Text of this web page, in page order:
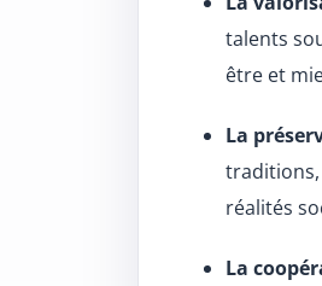
talents
être et
La
traditions,
réalités
La